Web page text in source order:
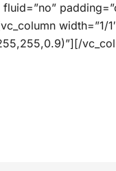
width=”1/